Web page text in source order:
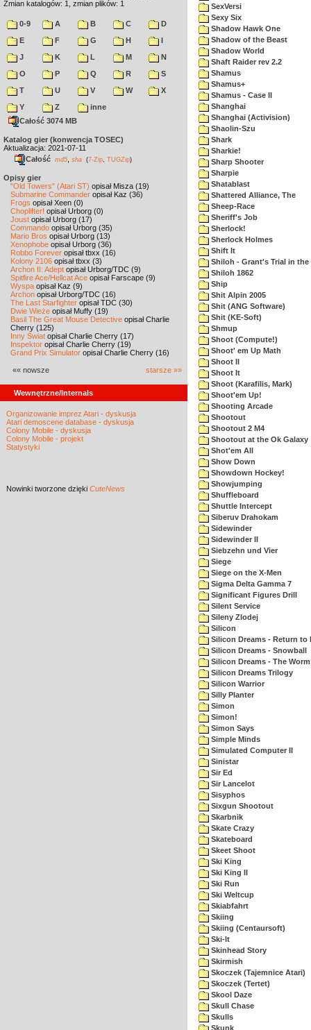
Zmian katalogów: 1, zmian plików: 1
0-9 A B C
D
E
F G H
I
J
K L M
N
O
P Q R
S
T
U V W
X
Y
Z
inne
Całość 3074 MB
Katalog gier (konwencja TOSEC)
Aktualizacja: 2021-07-11
Całość md5 sha (7-Zip TUGZip)
Opisy gier
"Old Towers" (Atari ST) opisał Misza (19)
Submarine Commander opisał Kaz (36)
Frogs opisał Xeen (0)
Choplifter! opisał Urborg (0)
Joust opisał Urborg (17)
Commando opisał Urborg (35)
Mario Bros opisał Urborg (13)
Xenophobe opisał Urborg (36)
Robbo Forever opisał tbxx (16)
Kolony 2106 opisał tbxx (3)
Archon II: Adept opisał Urborg/TDC (9)
Spitfire Ace/Hellcat Ace opisał Farscape (9)
Wyspa opisał Kaz (9)
Archon opisał Urborg/TDC (16)
The Last Starfighter opisał TDC (30)
Dwie Wieże opisał Muffy (19)
Basil The Great Mouse Detective opisał Charlie
Cherry (125)
Inny Świat opisał Charlie Cherry (17)
Inspektor opisał Charlie Cherry (19)
Grand Prix Simulator opisał Charlie Cherry (16)
«« nowsze starsze »»
Wewnętrzne/Internals
Organizowanie imprez Atari - dyskusja
Atari demoscene database - dyskusja
Colony Mobile - dyskusja
Colony Mobile - projekt
Statystyki
Nowinki tworzone dzięki CuteNews
SexVersi
Sexy Six
Shadow Hawk One
Shadow of the Beast
Shadow World
Shaft Raider rev 2.2
Shamus
Shamus+
Shamus - Case II
Shanghai
Shanghai (Activision)
Shaolin-Szu
Shark
Sharkie!
Sharp Shooter
Sharpie
Shatablast
Shattered Alliance, The
Sheep-Race
Sheriff's Job
Sherlock!
Sherlock Holmes
Shift It
Shiloh - Grant's Trial in the
Shiloh 1862
Ship
Shit Alpin 2005
Shit (ANG Software)
Shit (KE-Soft)
Shmup
Shoot (Compute!)
Shoot' em Up Math
Shoot II
Shoot It
Shoot (Karafilis, Mark)
Shoot'em Up!
Shooting Arcade
Shootout
Shootout 2 M4
Shootout at the Ok Galaxy
Shot'em All
Show Down
Showdown Hockey!
Showjumping
Shuffleboard
Shuttle Intercept
Siberuv Drahokam
Sidewinder
Sidewinder II
Siebzehn und Vier
Siege
Siege on the X-Men
Sigma Delta Gamma 7
Significant Figures Drill
Silent Service
Sileny Zlodej
Silicon
Silicon Dreams - Return to
Silicon Dreams - Snowball
Silicon Dreams - The
Silicon Dreams Trilogy
Silicon Warrior
Silly Planter
Simon
Simon!
Simon Says
Simple Minds
Simulated Computer II
Sinistar
Sir Ed
Sir Lancelot
Sisyphos
Sixgun Shootout
Skarbnik
Skate Crazy
Skateboard
Skeet Shoot
Ski King
Ski King II
Ski Run
Ski Weltcup
Skiabfahrt
Skiing
Skiing (Centaursoft)
Ski-It
Skinhead Story
Skirmish
Skoczek (Tajemnice Atari)
Skoczek (Tertet)
Skool Daze
Skull Chase
Skulls
Skunk